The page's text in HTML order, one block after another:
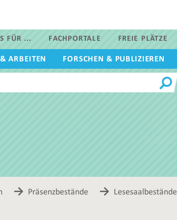
FÜR ... FACHPORTALE FREIE PLÄTZE
ARBEITEN FORSCHEN & PUBLIZIEREN
Präsenzbestände Lesesaalbestände